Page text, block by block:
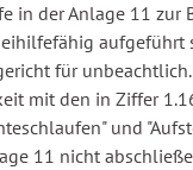
in der Anlage 11 zur
aufgeführt
für
mit den in Ziffer
und
11 nicht